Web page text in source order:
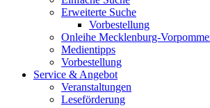
Erweiterte Suche
Vorbestellung
Onleihe Mecklenburg-
Medientipps
Vorbestellung
Service & Angebot
Veranstaltungen
Leseförderung